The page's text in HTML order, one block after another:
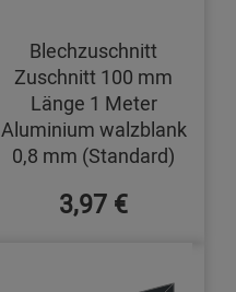
Blechzuschnitt
Zuschnitt 100 mm
Länge 1 Meter
Aluminium walzblank
0,8 mm (Standard)
3,97 €